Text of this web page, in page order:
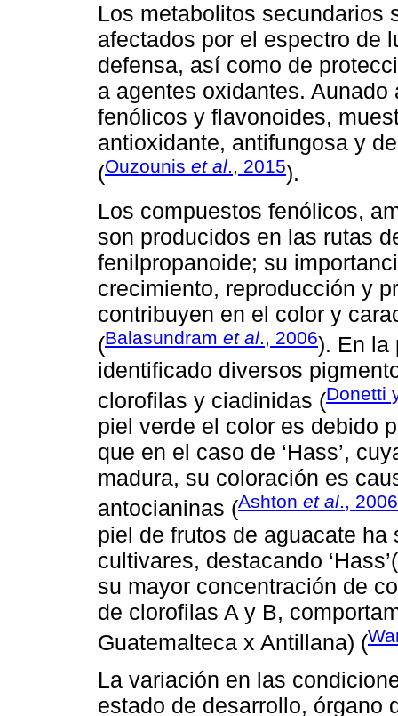
Los metabolitos secundarios
afectados por el espectro de
defensa, así como de
a agentes oxidantes.
fenólicos y flavonoides,
antioxidante, antifungosa y
(Ouzounis et al., 2015).
Los compuestos fenólicos,
son producidos en las rutas
fenilpropanoide; su
crecimiento, reproducción y
contribuyen en el color y
(Balasundram et al., 2006). En la
identificado diversos
clorofilas y ciadinidas (Donetti
piel verde el color es debido
que en el caso de ‘Hass’,
madura, su coloración es
antocianinas (Ashton et al., 2006
piel de frutos de aguacate
cultivares, destacando
su mayor concentración de
de clorofilas A y B,
Guatemalteca x Antillana) (
La variación en las
estado de desarrollo, órgano